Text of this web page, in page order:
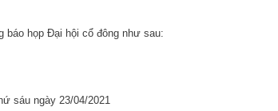
báo họp Đại hội cổ đông như sau:
sáu ngày 23/04/2021